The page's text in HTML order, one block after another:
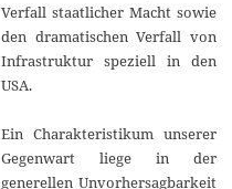
Verfall staatlicher Macht sowie
den dramatischen Verfall von
Infrastruktur speziell in den
USA.
Ein Charakteristikum unserer
Gegenwart liege in der
generellen Unvorhersagbarkeit